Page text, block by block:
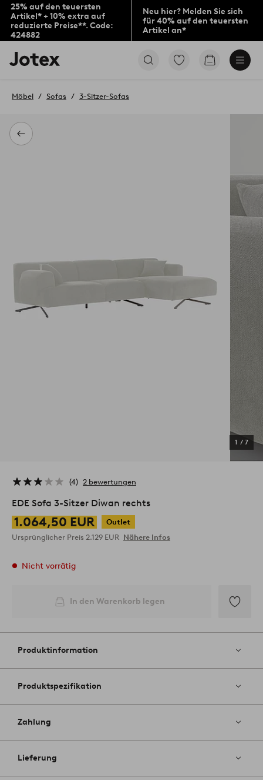
25% auf den teuersten
Artikel* + 10% extra auf
reduzierte Preise**. Code:
424882
Neu hier? Melden Sie sich
für 40% auf den teuersten
Artikel an*
Jotex-
Logo
Startseite
Zu
Zum
Zurück
Möbel Sofas 3-Sitzer-Sofas
1 / 7
4 2 bewertungen
EDE Sofa 3-Sitzer Diwan rechts
1.064,50 EUR
Outlet
Ursprünglicher Preis 2.129 EUR Nähere Infos
Nicht vorrätig
In den Warenkorb legen
Favoriten
Produktinformation
Produktspezifikation
Zahlung
Lieferung